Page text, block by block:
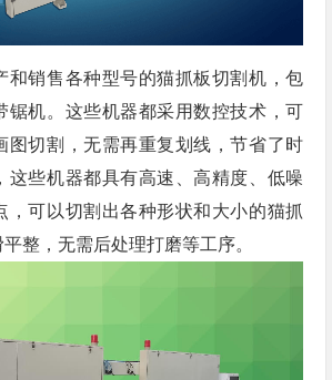
和销售各种型号的猫抓板切割机，包
锯机。这些机器都采用数控技术，可
图切割，无需再重复划线，节省了时
这些机器都具有高速、高精度、低噪
，可以切割出各种形状和大小的猫抓
整，无需后处理打磨等工序。